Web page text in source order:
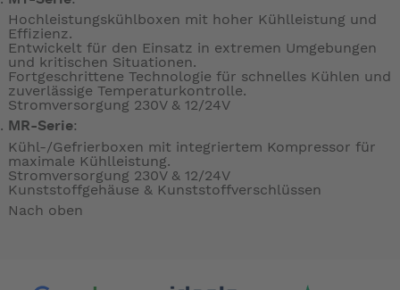
Hochleistungskühlboxen mit hoher Kühlleistung und
Effizienz.
Entwickelt für den Einsatz in extremen Umgebungen
und kritischen Situationen.
Fortgeschrittene Technologie für schnelles Kühlen und
zuverlässige Temperaturkontrolle.
Stromversorgung 230V & 12/24V
MR-Serie:
Kühl-/Gefrierboxen mit integriertem Kompressor für
maximale Kühlleistung.
Stromversorgung 230V & 12/24V
Kunststoffgehäuse & Kunststoffverschlüssen
Nach oben